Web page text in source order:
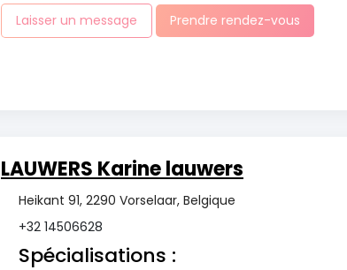
Laisser un message Prendre rendez-vous
LAUWERS Karine lauwers
Heikant 91, 2290 Vorselaar, Belgique
+32 14506628
Spécialisations :